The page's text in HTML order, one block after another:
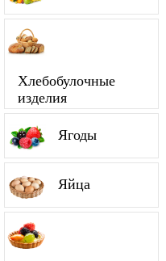
Хлебобулочные
изделия
Ягоды
Яйца